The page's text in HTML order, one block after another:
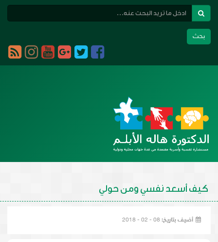
بحث
كيف أسعد نفسي ومن حولي
أضيف بتاريخ: